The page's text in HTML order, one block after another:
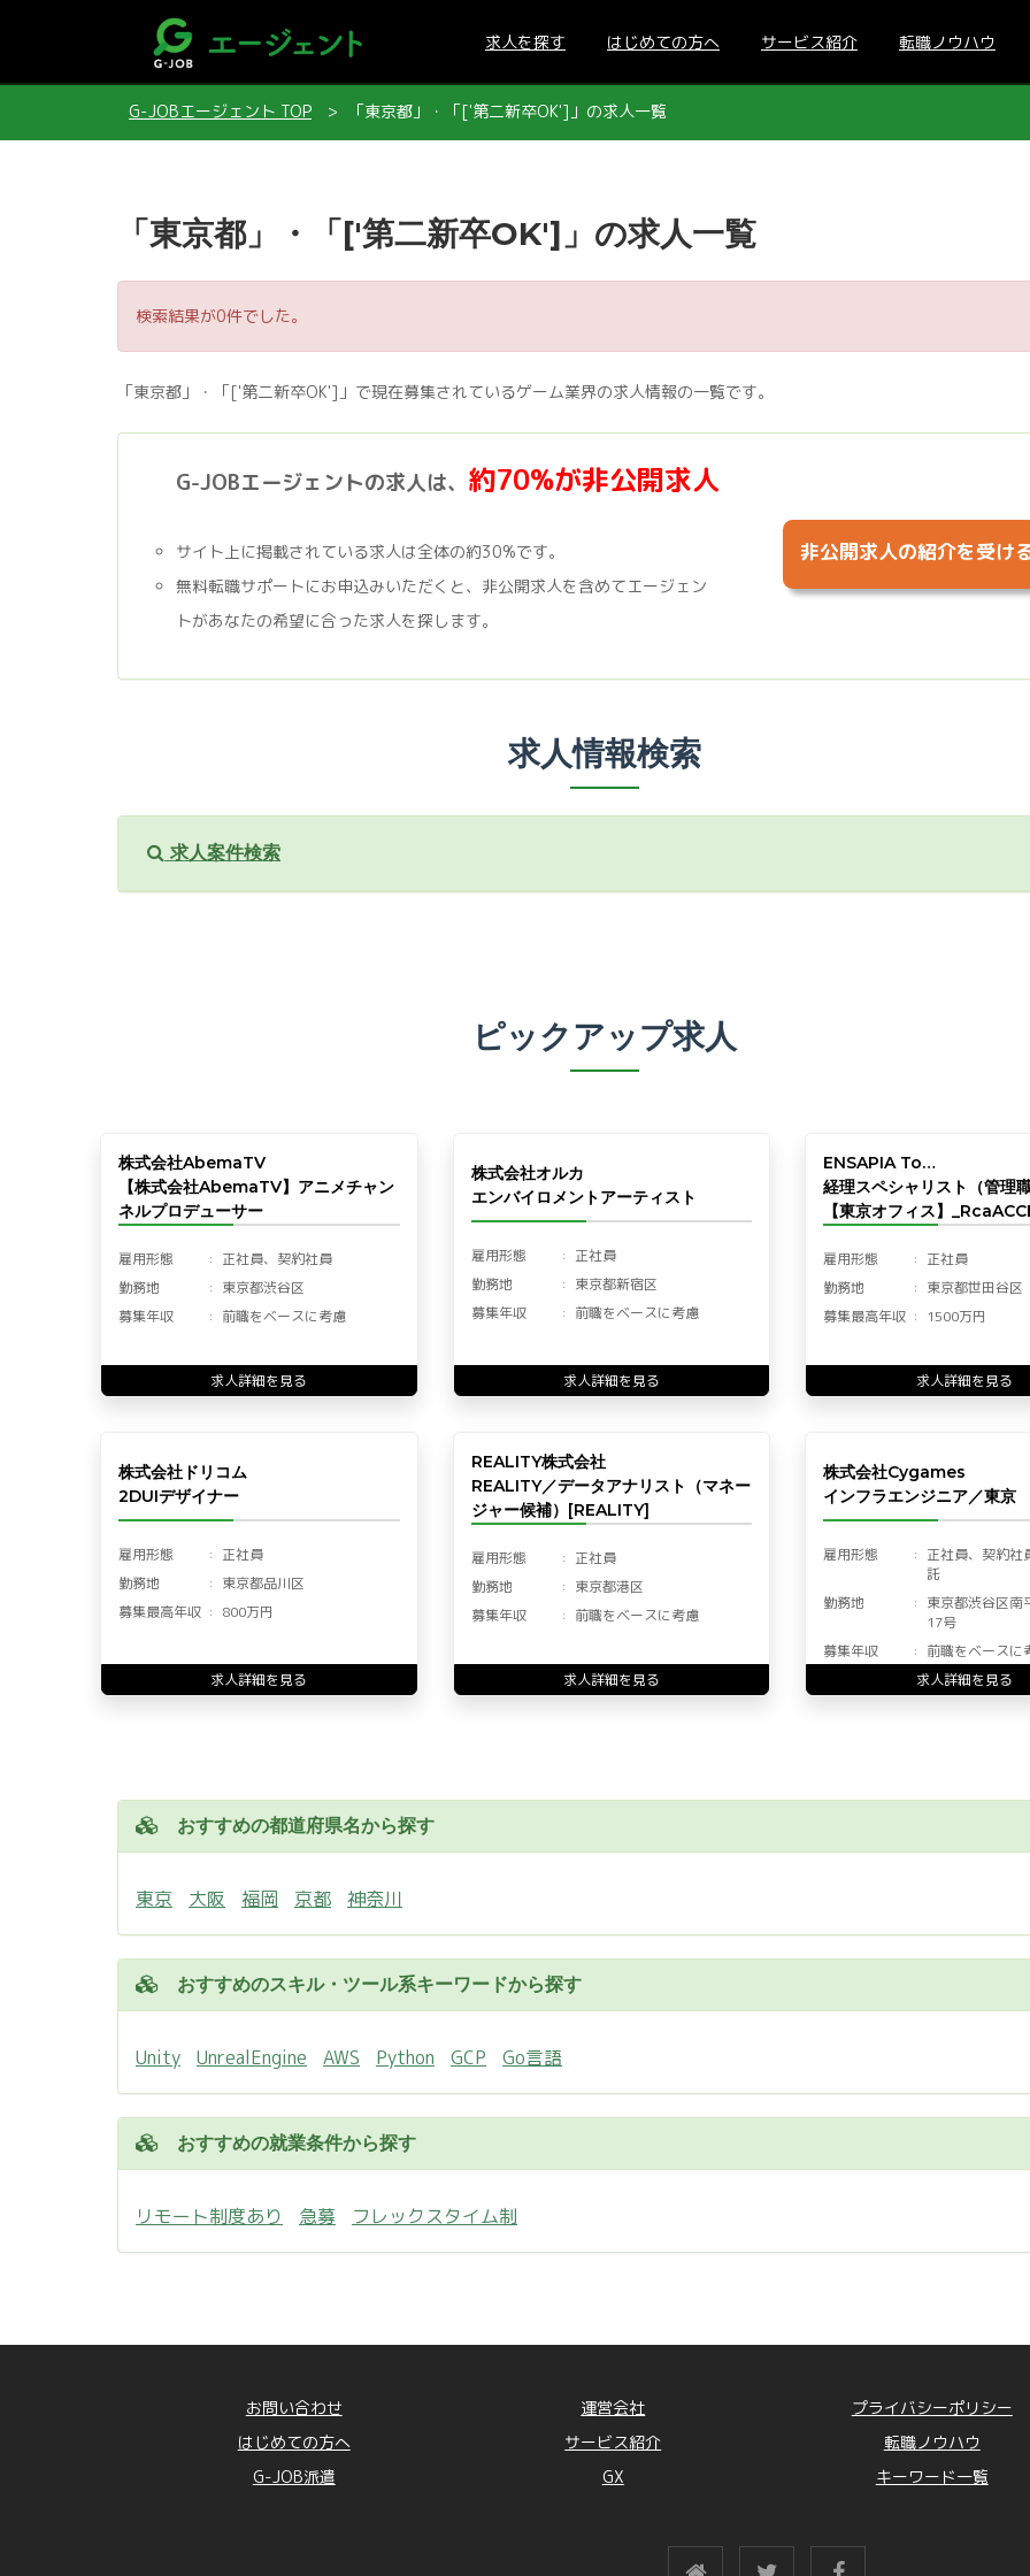
求人を探す はじめての方へ サービス紹介 転職ノウハウ
G-JOBエージェント TOP 「東京都」・「['第二新卒OK']」の求人一覧
「東京都」・「['第二新卒OK']」の求人一覧
検索結果が0件でした。
「東京都」・「['第二新卒OK']」で現在募集されているゲーム業界の求人情報の一覧です。
G-JOBエージェントの求人は、 約70%が非公開求人
サイト上に掲載されている求人は全体の約30%です。
無料転職サポートにお申込みいただくと、非公開求人を含めてエージェン
トがあなたの希望に合った求人を探します。
非公開求人の紹介を受け
求人情報検索
求人案件検索
ピックアップ求人
株式会社AbemaTV
【株式会社AbemaTV】アニメチャン
ネルプロデューサー
雇用形態
正社員、契約社員
勤務地
東京都渋谷区
募集年収
前職をベースに考慮
求人詳細を見る
株式会社オルカ
エンバイロメントアーティスト
雇用形態
正社員
勤務地
東京都新宿区
募集年収
前職をベースに考慮
求人詳細を見る
ENSAPIA To…
経理スペシャリスト（管理
【東京オフィス】
雇用形態
正社員
勤務地
東京都世田谷区
募集最高年収
1500万円
求人詳細を見る
株式会社ドリコム
2DUIデザイナー
雇用形態
正社員
勤務地
東京都品川区
募集最高年収
800万円
求人詳細を見る
REALITY株式会社
REALITY／データアナリスト（マネー
ジャー候補）[REALITY]
雇用形態
正社員
勤務地
東京都港区
募集年収
前職をベースに考慮
求人詳細を見る
株式会社Cygames
インフラエンジニア／東京
雇用形態
正社員、契約社
託
勤務地
東京都渋谷区南
17号
募集年収
前職をベースに
求人詳細を見る
おすすめの都道府県名から探す
東京 大阪 福岡 京都 神奈川
おすすめのスキル・ツール系キーワードから探す
Unity UnrealEngine AWS Python GCP Go言語
おすすめの就業条件から探す
リモート制度あり 急募 フレックスタイム制
お問い合わせ 運営会社
プライバシーポリシー
はじめての方へ
サービス紹介
転職ノウハウ
G-JOB派遣
GX キーワード一覧